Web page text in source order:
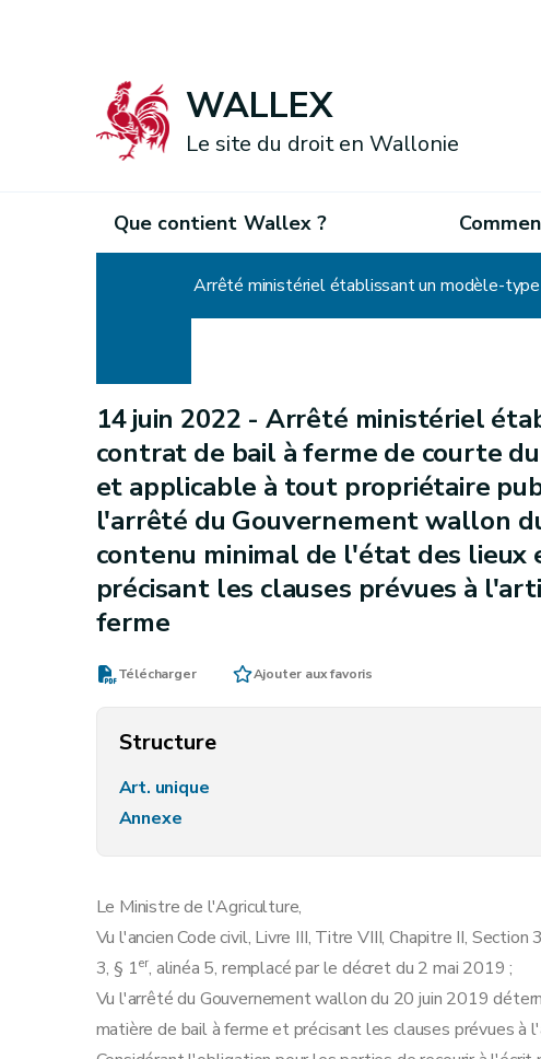
WALLEX
Le site du droit en Wallonie
Que contient Wallex ?
14 juin 2022 - Arrêté ministériel
contrat de bail à ferme de courte
et applicable à tout propriétaire
l'arrêté du Gouvernement wallon
contenu minimal de l'état des lieux
précisant les clauses prévues à
ferme
Télécharger Ajouter aux favoris
Structure
Art. unique
Annexe
Le Ministre de l'Agriculture,
Vu l'ancien Code civil, Livre III, Titre VIII, Chapitre II,
3, § 1er, alinéa 5, remplacé par le décret du 2 mai 2019 ;
Vu l'arrêté du Gouvernement wallon du 20 juin 2019
matière de bail à ferme et précisant les clauses prévues